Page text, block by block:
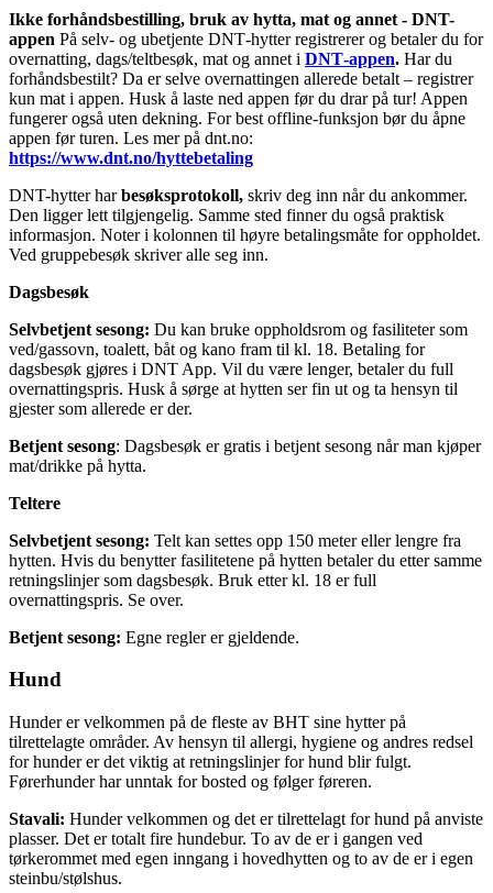
Ikke forhåndsbestilling, bruk av hytta, mat og annet - DNT-
appen På selv- og ubetjente DNT‑hytter registrerer og betaler du for
overnatting, dags/teltbesøk, mat og annet i DNT‑appen. Har du
forhåndsbestilt? Da er selve overnattingen allerede betalt – registrer
kun mat i appen. Husk å laste ned appen før du drar på tur! Appen
fungerer også uten dekning. For best offline‑funksjon bør du åpne
appen før turen. Les mer på dnt.no:
https://www.dnt.no/hyttebetaling
DNT-hytter harbesøksprotokoll, skriv deg inn når du ankommer.
Den ligger lett tilgjengelig. Samme sted finner du også praktisk
informasjon. Noter i kolonnen til høyre betalingsmåte for oppholdet.
Ved gruppebesøk skriver alle seg inn.
Dagsbesøk
Selvbetjent sesong: Du kan bruke oppholdsrom og fasiliteter som
ved/gassovn, toalett, båt og kano fram til kl. 18. Betaling for
dagsbesøk gjøres i DNT App. Vil du være lenger, betaler du full
overnattingspris. Husk å sørge at hytten ser fin ut og ta hensyn til
gjester som allerede er der.
Betjent sesong: Dagsbesøk er gratis i betjent sesong når man kjøper
mat/drikke på hytta.
Teltere
Selvbetjent sesong: Telt kan settes opp 150 meter eller lengre fra
hytten. Hvis du benytter fasilitetene på hytten betaler du etter samme
retningslinjer som dagsbesøk. Bruk etter kl. 18 er full
overnattingspris. Se over.
Betjent sesong: Egne regler er gjeldende.
Hund
Hunder er velkommen på de fleste av BHT sine hytter på
tilrettelagte områder. Av hensyn til allergi, hygiene og andres redsel
for hunder er det viktig at retningslinjer for hund blir fulgt.
Førerhunder har unntak for bosted og følger føreren.
Stavali: Hunder velkommen og det er tilrettelagt for hund på anviste
plasser. Det er totalt fire hundebur. To av de er i gangen ved
tørkerommet med egen inngang i hovedhytten og to av de er i egen
steinbu/stølshus.